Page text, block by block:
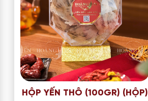
HỘP YẾN THÔ (100GR) (HỘP)